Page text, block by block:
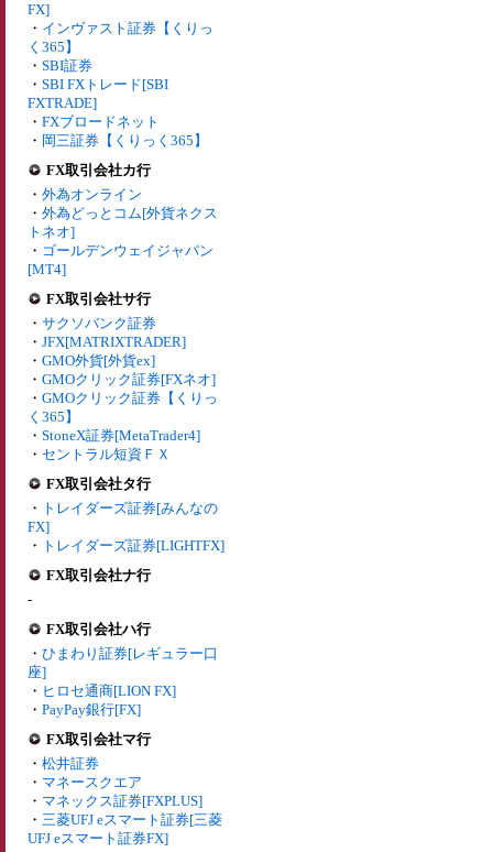
FX]
・ インヴァスト証券【くりっ
く365】
・ SBI証券
・ SBI FXトレード[SBI
FXTRADE]
・ FXブロードネット
・ 岡三証券【くりっく365】
FX取引会社カ行
・ 外為オンライン
・ 外為どっとコム[外貨ネクス
トネオ]
・ ゴールデンウェイジャパン
[MT4]
FX取引会社サ行
・ サクソバンク証券
・ JFX[MATRIXTRADER]
・ GMO外貨[外貨ex]
・ GMOクリック証券[FXネオ]
・ GMOクリック証券【くりっ
く365】
・ StoneX証券[MetaTrader4]
・ セントラル短資ＦＸ
FX取引会社タ行
・ トレイダーズ証券[みんなの
FX]
・ トレイダーズ証券[LIGHTFX]
FX取引会社ナ行
-
FX取引会社ハ行
・ ひまわり証券[レギュラー口
座]
・ ヒロセ通商[LION FX]
・ PayPay銀行[FX]
FX取引会社マ行
・ 松井証券
・ マネースクエア
・ マネックス証券[FXPLUS]
・ 三菱UFJ eスマート証券[三菱
UFJ eスマート証券FX]